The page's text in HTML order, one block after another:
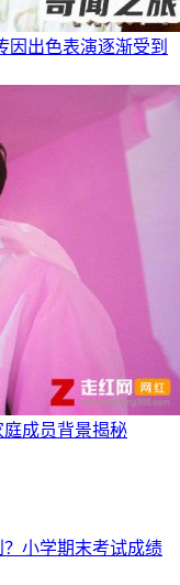
因出色表演逐渐受到
成员背景揭秘
小学期末考试成绩